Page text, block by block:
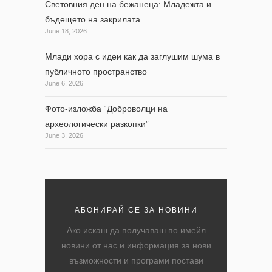
Световния ден на бежанеца: Младежта и
бъдещето на закрилата
June 18, 2026
Млади хора с идеи как да заглушим шума в
публичното пространство
June 6, 2026
Фото-изложба “Доброволци на
археологически разкопки”
June 3, 2026
АБОНИРАЙ СЕ ЗА НОВИНИ
Ако искаш да получаваш по имейл
новини от нас и информация за нови
възможности и програми постави